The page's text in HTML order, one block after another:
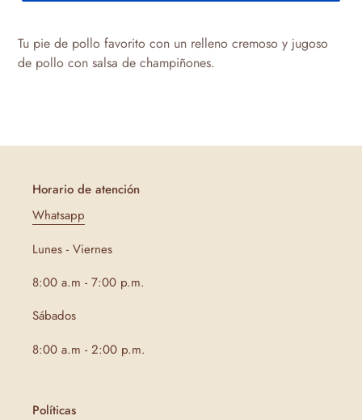
el
producto
a
compra
Tu pie de pollo favorito con un relleno cremoso y jugoso
de pollo con salsa de champiñones.
Horario de atención
Whatsapp
Lunes - Viernes
8:00 a.m - 7:00 p.m.
Sábados
8:00 a.m - 2:00 p.m.
Políticas